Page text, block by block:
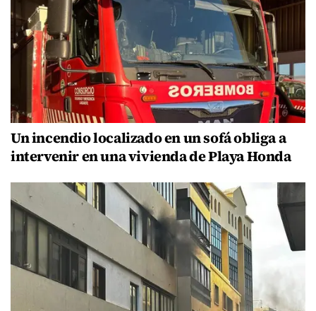
Un incendio localizado en un sofá obliga a
intervenir en una vivienda de Playa Honda